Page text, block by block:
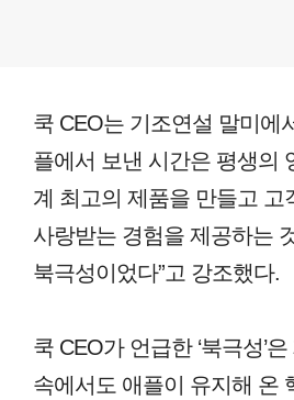
쿡 CEO는 기조연설 말미에
플에서 보낸 시간은 평생의
계 최고의 제품을 만들고 고
사랑받는 경험을 제공하는
북극성이었다”고 강조했다.
쿡 CEO가 언급한 ‘북극성’
속에서도 애플이 유지해 온